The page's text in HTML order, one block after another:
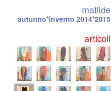
matilde
autunno*inverno 2014*2015
articoli